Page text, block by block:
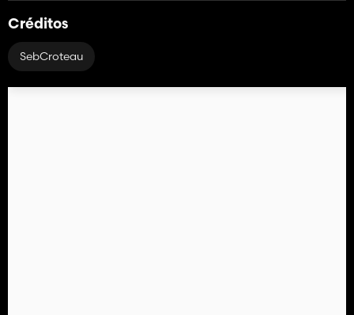
Créditos
SebCroteau